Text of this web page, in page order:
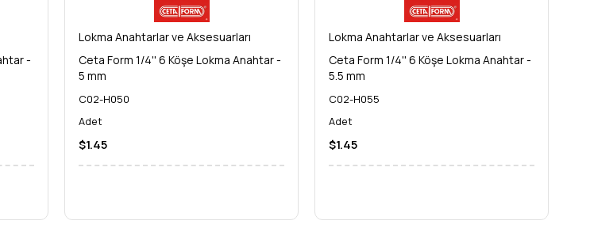
-
Lokma Anahtarlar ve Aksesuarları
Ceta Form 1/4'' 6 Köşe Lokma Anahtar -
5 mm
C02-H050
Adet
$1.45
Lokma Anahtarlar ve Aksesuarları
Ceta Form 1/4'' 6 Köşe Lokma Anahtar -
5.5 mm
C02-H055
Adet
$1.45